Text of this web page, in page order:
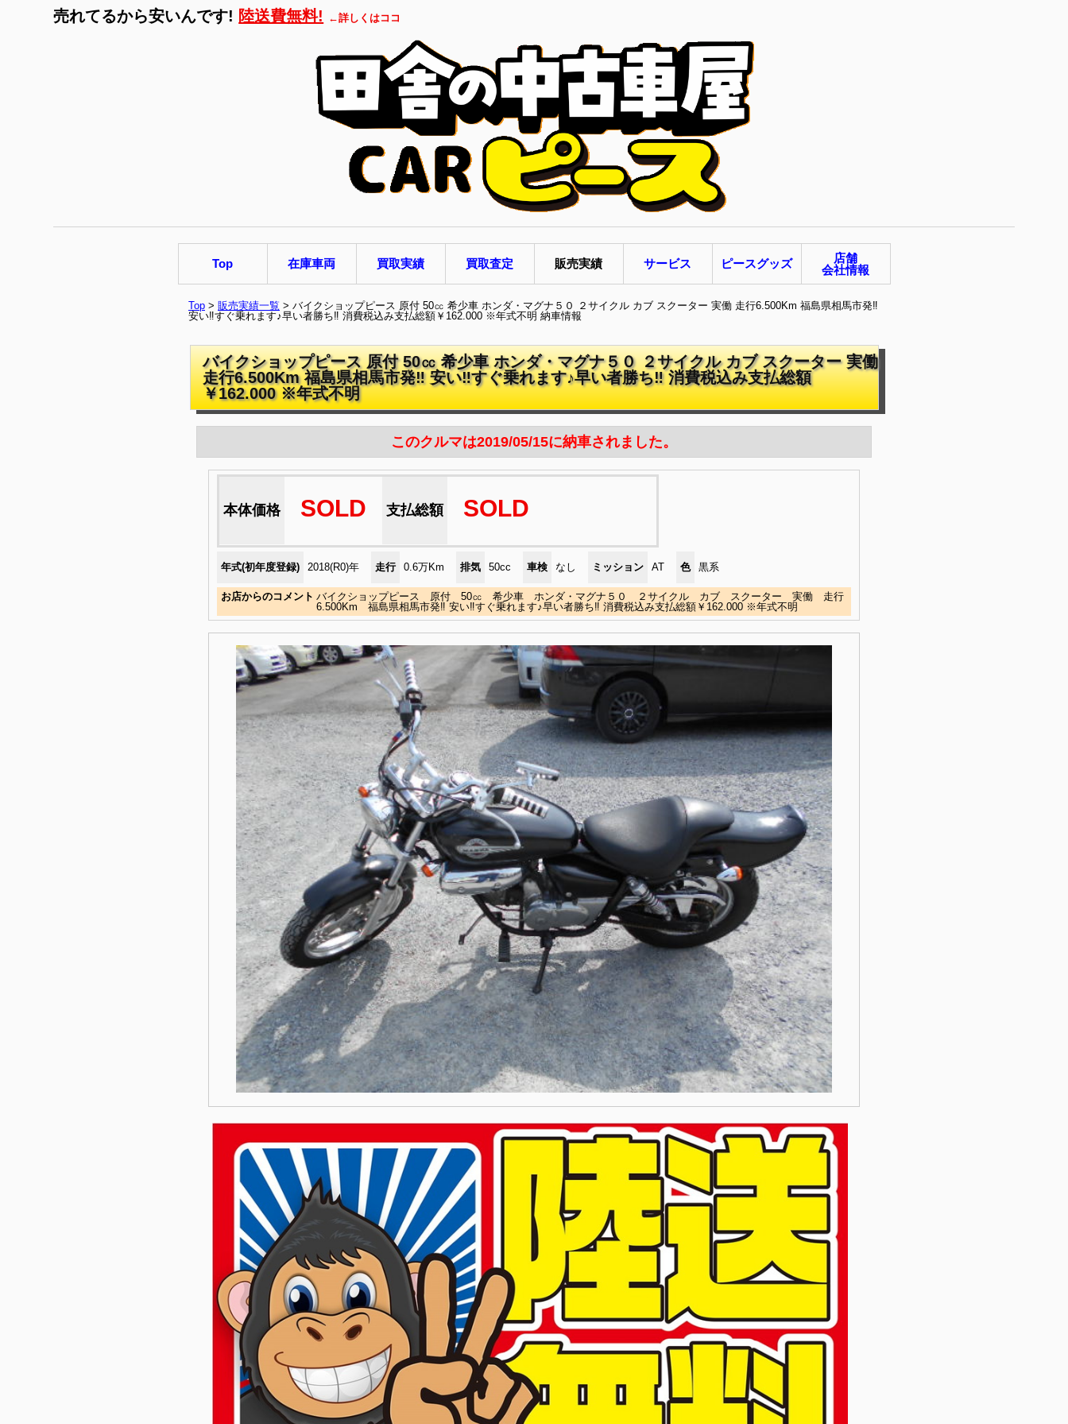
売れてるから安いんです! 陸送費無料! ←詳しくはココ
Top 在庫車両 買取実績 買取査定 販売実績 サービス ピースグッズ
店舗
会社情報
Top > 販売実績一覧 > バイクショップピース 原付 50㏄ 希少車 ホンダ・マグナ５０ ２サイクル カブ スクーター 実働 走行6.500Km 福島県相馬市発‼
安い‼すぐ乗れます♪早い者勝ち‼ 消費税込み支払総額￥162.000 ※年式不明 納車情報
バイクショップピース 原付 50㏄ 希少車 ホンダ・マグナ５０ ２サイクル カブ スクーター 実働
走行6.500Km 福島県相馬市発‼ 安い‼すぐ乗れます♪早い者勝ち‼ 消費税込み支払総額
￥162.000 ※年式不明
このクルマは2019/05/15に納車されました。
本体価格 SOLD 支払総額 SOLD
年式(初年度登録) 2018(R0)年 走行 0.6万Km 排気 50cc 車検 なし ミッション AT 色 黒系
お店からのコメント バイクショップピース 原付 50㏄ 希少車 ホンダ・マグナ５０ ２サイクル カブ スクーター 実働 走行
6.500Km 福島県相馬市発‼ 安い‼すぐ乗れます♪早い者勝ち‼ 消費税込み支払総額￥162.000 ※年式不明